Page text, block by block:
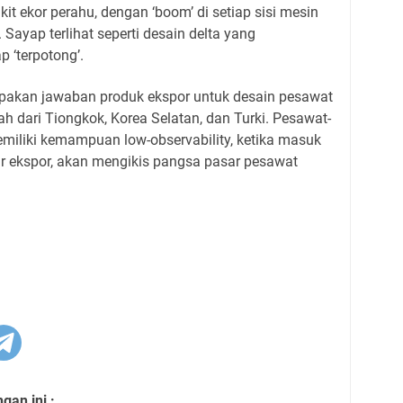
ekor perahu, dengan ‘boom’ di setiap sisi mesin
terlihat seperti desain delta yang
‘terpotong’.
jawaban produk ekspor untuk desain pesawat
dari Tiongkok, Korea Selatan, dan Turki. Pesawat-
kemampuan low-observability, ketika masuk
ekspor, akan mengikis pangsa pasar pesawat